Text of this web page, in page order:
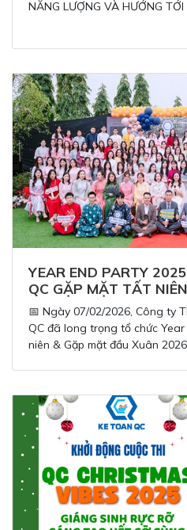
NĂNG LƯỢNG VÀ HƯỚNG
YEAR END PARTY
QC GẶP MẶT TẤT
2026
📅 Ngày 07/02/2026, Công ty
QC đã long trọng tổ chức
niên & Gặp mặt đầu Xuân
thân thiết.